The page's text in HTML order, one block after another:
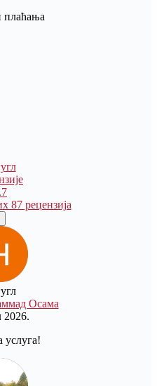
87 рецензија
Осама
2026.
услуга!